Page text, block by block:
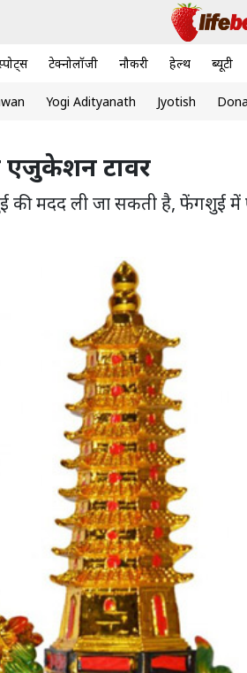
टेक्नोलॉजी नौकरी हेल्थ ब्यूटी
Yogi Adityanath Jyotish
एजुकेशन टावर
की मदद ली जा सकती है, फेंगशुई